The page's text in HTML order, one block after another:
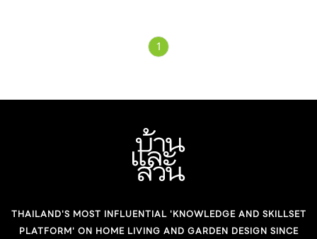
1
THAILAND'S MOST INFLUENTIAL 'KNOWLEDGE AND SKILLSET
PLATFORM' ON HOME LIVING AND GARDEN DESIGN SINCE